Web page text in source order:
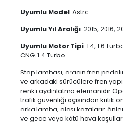
Uyumlu Model: Astra
Uyumlu Yıl Aralığı: 2015, 2016,
Uyumlu Motor Tipi: 1.4, 1.6
CNG, 1.4 Turbo
Stop lambası, aracın fren
ve arkadaki sürücülere fren
renkli aydınlatma
trafik güvenliği açısından kritik
arka lamba, olası kazaların
ve gece veya kötü hava